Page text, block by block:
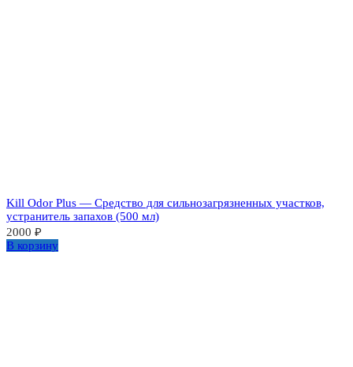
Kill Odor Plus — Средство для сильнозагрязненных участков,
устранитель запахов (500 мл)
2000 ₽
В корзину